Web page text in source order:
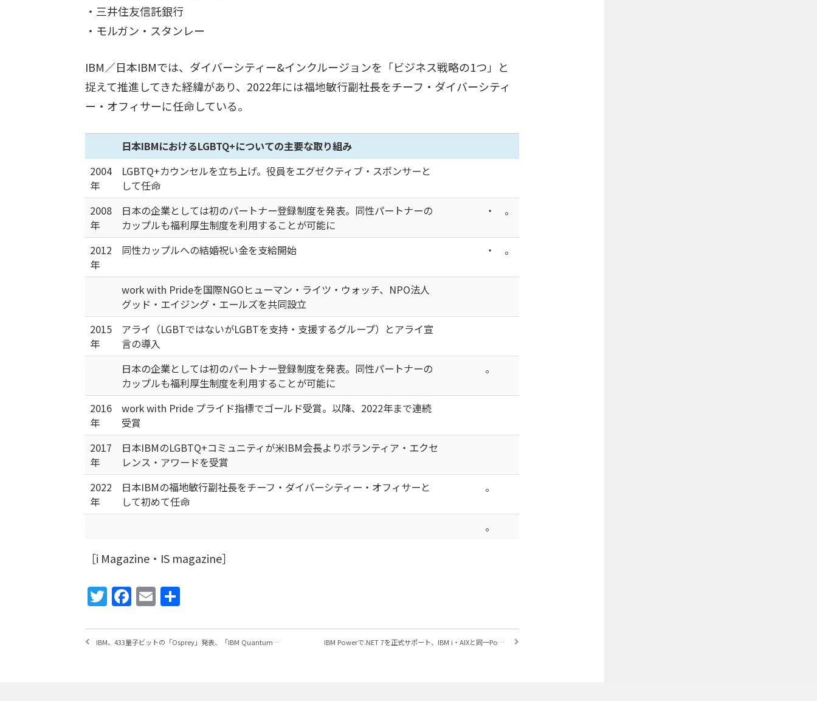
・三井住友信託銀行
・モルガン・スタンレー
IBM／日本IBMでは、ダイバーシティー&インクルージョンを「ビジネス戦略の1つ」と
捉えて推進してきた経緯があり、2022年には福地敏行副社長をチーフ・ダイバーシティ
ー・オフィサーに任命している。
日本IBMにおけるLGBTQ+についての主要な取り組み
2004
年
LGBTQ+カウンセルを立ち上げ。役員をエグゼクティブ・スポンサーと
して任命
2008
年
日本の企業としては初のパートナー登録制度を発表。同性パートナーの
カップルも福利厚生制度を利用することが可能に
・ 。
2012
年
同性カップルへの結婚祝い金を支給開始 ・ 。
work with Prideを国際NGOヒューマン・ライツ・ウォッチ、NPO法人
グッド・エイジング・エールズを共同設立
2015
年
アライ（LGBTではないがLGBTを支持・支援するグループ）とアライ宣
言の導入
日本の企業としては初のパートナー登録制度を発表。同性パートナーの
カップルも福利厚生制度を利用することが可能に
。
2016
年
work with Pride プライド指標でゴールド受賞。以降、2022年まで連続
受賞
2017
年
日本IBMのLGBTQ+コミュニティが米IBM会長よりボランティア・エクセ
レンス・アワードを受賞
2022
年
日本IBMの福地敏行副社長をチーフ・ダイバーシティー・オフィサーと
して初めて任命
。
。
［i Magazine・IS magazine］
Twitter
Facebook
Email
IBM、433量子ビットの「Osprey」発表、「IBM Quantum System Two」の概要も公開 ～「量子セントリック・スーパーコンピュータを実現する準備が整った」 IBM Powerで.NET 7を正式サポート、IBM i・AIXと同一Power上で稼働 ～「新しいワークロードへの期待が高まる」とIBM